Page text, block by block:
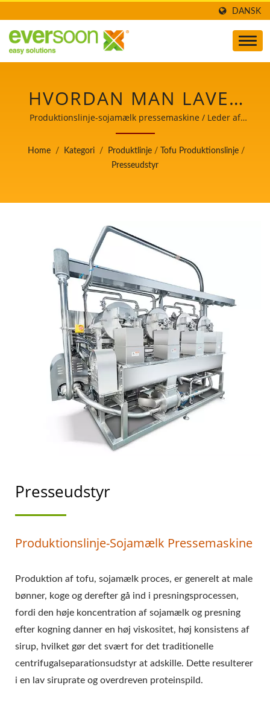
DANSK
HVORDAN MAN LAVER
TOFU, PRODUKTION AF
TOFU, TOFU
FREMSTILLING, TOFU
TOFU
FREMSTILLINGSPROCES,
TOFU PROCES, TOFU
BEHANDLINGSMETODE,
TOFU
BEHANDLINGSPROCES,
TOFU PRODUKTION,
TOFU PRODUKTIONS
FLOWDIAGRAM, TOFU
TOFU
PRODUKTIONSPROCES,
AUTOMATISK TOFU
MASKINE, AUTOMATISK
TOFU
FREMSTILLINGSMASKINE,
KOMMERCIEL TOFU
MASKINE, NEM TOFU
MAKER, STEGT TOFU
Produktionslinje-sojamælk pressemaskine / Leder af
den automatiske tofu- og
sojamælkefremstillingsmaskine med højeste prioritet i
fødevaresikkerhed.
Home / Kategori / Produktlinje / Tofu Produktionslinje /
Presseudstyr
Presseudstyr
Produktionslinje-Sojamælk Pressemaskine
Produktion af tofu, sojamælk proces, er generelt at male
bønner, koge og derefter gå ind i presningsprocessen,
fordi den høje koncentration af sojamælk og presning
efter kogning danner en høj viskositet, høj konsistens af
sirup, hvilket gør det svært for det traditionelle
centrifugalseparationsudstyr at adskille. Dette resulterer
i en lav siruprate og overdreven proteinspild.